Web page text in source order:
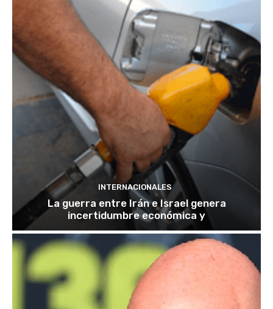
INTERNACIONALES
La guerra entre Irán e Israel genera
incertidumbre económica y